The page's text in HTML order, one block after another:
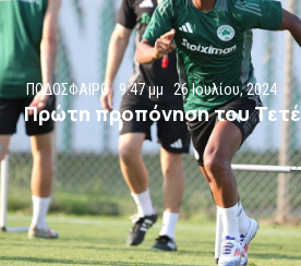
ΠΟΔΟΣΦΑΙΡΟ 9:47 μμ 26 Ιουλίου, 2024
Πρώτη προπόνηση του Τετέ